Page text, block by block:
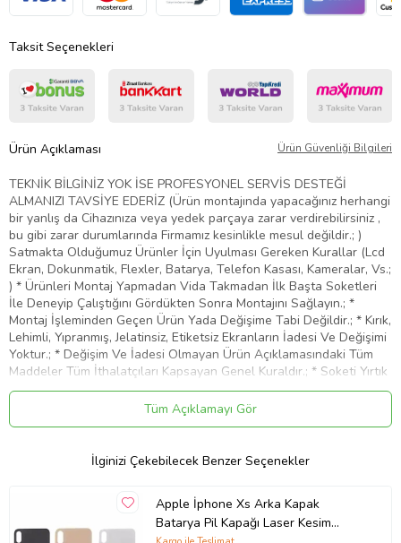
Taksit Seçenekleri
Ürün Açıklaması Ürün Güvenliği Bilgileri
TEKNİK BİLGİNİZ YOK İSE PROFESYONEL SERVİS DESTEĞİ
ALMANIZI TAVSİYE EDERİZ (Ürün montajında yapacağınız herhangi
bir yanlış da Cihazınıza veya yedek parçaya zarar verdirebilirsiniz ,
bu gibi zarar durumlarında Firmamız kesinlikle mesul değildir.; )
Satmakta Olduğumuz Ürünler İçin Uyulması Gereken Kurallar (Lcd
Ekran, Dokunmatik, Flexler, Batarya, Telefon Kasası, Kameralar, Vs.;
) * Ürünleri Montaj Yapmadan Vida Takmadan İlk Başta Soketleri
İle Deneyip Çalıştığını Gördükten Sonra Montajını Sağlayın.; *
Montaj İşleminden Geçen Ürün Yada Değişime Tabi Değildir.; * Kırık,
Lehimli, Yıpranmış, Jelatinsiz, Etiketsiz Ekranların İadesi Ve Değişimi
Yoktur.; * Değişim Ve İadesi Olmayan Ürün Açıklamasındaki Tüm
Maddeler Tüm İthalatçıları Kapsayan Genel Kuraldır.; * Soketi Yırtık
Batarya Ve Teknik Parçaların İadesi Ve Değişimi Kabul Edilemez.;
Fodos olarak müşteri memnuniyeti önceliğimizdir.; Ürünlerimizden
dolayı oluşabilecek tüm sorunlarınız için öncelikle müşteri
ulaşmış olacaktır.; * Görseller Temsilidir.; Farklılık Gösterebilir.; *
kcm22849063
Tüm Açıklamayı Gör
İlginizi Çekebilecek Benzer Seçenekler
Apple İphone Xs Arka Kapak
Batarya Pil Kapağı Laser Kesim